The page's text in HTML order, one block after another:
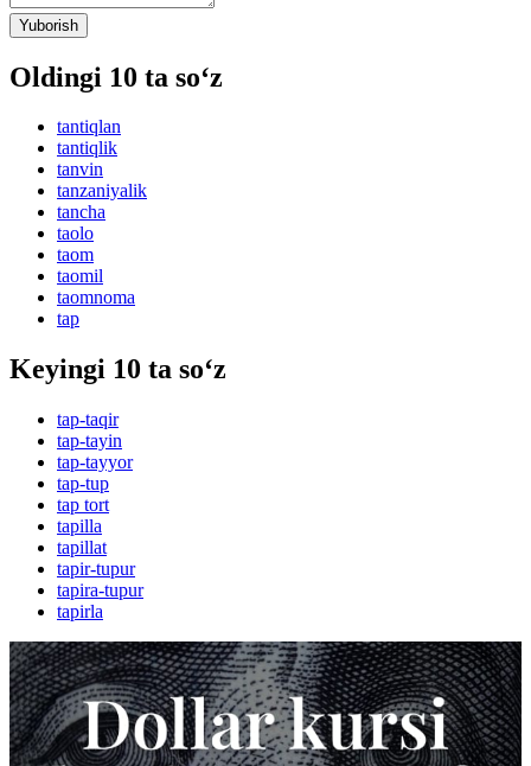
Yuborish
Oldingi 10 ta so‘z
tantiqlan
tantiqlik
tanvin
tanzaniyalik
tancha
taolo
taom
taomil
taomnoma
tap
Keyingi 10 ta so‘z
tap-taqir
tap-tayin
tap-tayyor
tap-tup
tap tort
tapilla
tapillat
tapir-tupur
tapira-tupur
tapirla